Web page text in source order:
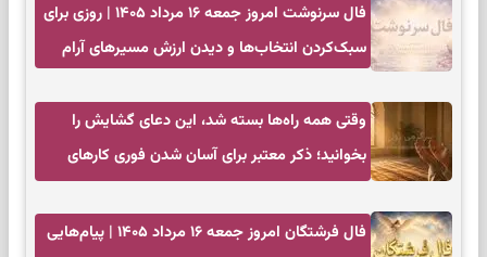
فال سرنوشت امروز جمعه ۱۶ مرداد ۱۴۰۵ | روزی برای
سبک‌کردن انتخاب‌ها و دیدن ارزش مسیرهای آرام
وقتی همه راه‌ها بسته شد، این دعای گشایش را
بخوانید؛ ذکر معتبر برای آسان شدن فوری کارهای
فال فرشتگان امروز جمعه ۱۶ مرداد ۱۴۰۵ | پیام‌هایی